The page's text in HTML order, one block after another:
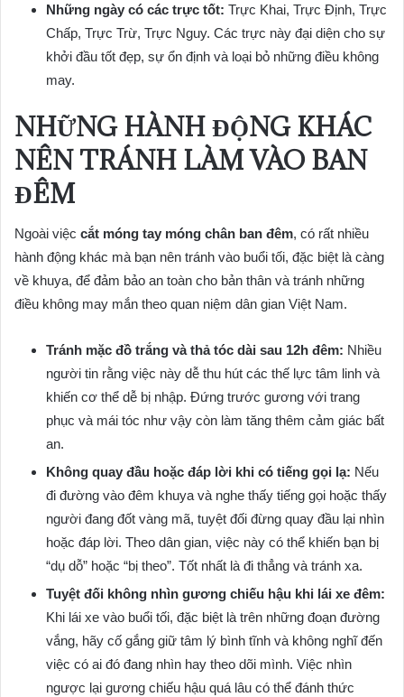
Những ngày có các trực tốt: Trực Khai, Trực Định, Trực
Chấp, Trực Trừ, Trực Nguy. Các trực này đại diện cho sự
khởi đầu tốt đẹp, sự ổn định và loại bỏ những điều không
may.
NHỮNG HÀNH ĐỘNG KHÁC
NÊN TRÁNH LÀM VÀO BAN
ĐÊM
Ngoài việc cắt móng tay móng chân ban đêm, có rất nhiều
hành động khác mà bạn nên tránh vào buổi tối, đặc biệt là càng
về khuya, để đảm bảo an toàn cho bản thân và tránh những
điều không may mắn theo quan niệm dân gian Việt Nam.
Tránh mặc đồ trắng và thả tóc dài sau 12h đêm: Nhiều
người tin rằng việc này dễ thu hút các thế lực tâm linh và
khiến cơ thể dễ bị nhập. Đứng trước gương với trang
phục và mái tóc như vậy còn làm tăng thêm cảm giác bất
an.
Không quay đầu hoặc đáp lời khi có tiếng gọi lạ: Nếu
đi đường vào đêm khuya và nghe thấy tiếng gọi hoặc thấy
người đang đốt vàng mã, tuyệt đối đừng quay đầu lại nhìn
hoặc đáp lời. Theo dân gian, việc này có thể khiến bạn bị
“dụ dỗ” hoặc “bị theo”. Tốt nhất là đi thẳng và tránh xa.
Tuyệt đối không nhìn gương chiếu hậu khi lái xe đêm:
Khi lái xe vào buổi tối, đặc biệt là trên những đoạn đường
vắng, hãy cố gắng giữ tâm lý bình tĩnh và không nghĩ đến
việc có ai đó đang nhìn hay theo dõi mình. Việc nhìn
ngược lại gương chiếu hậu quá lâu có thể đánh thức